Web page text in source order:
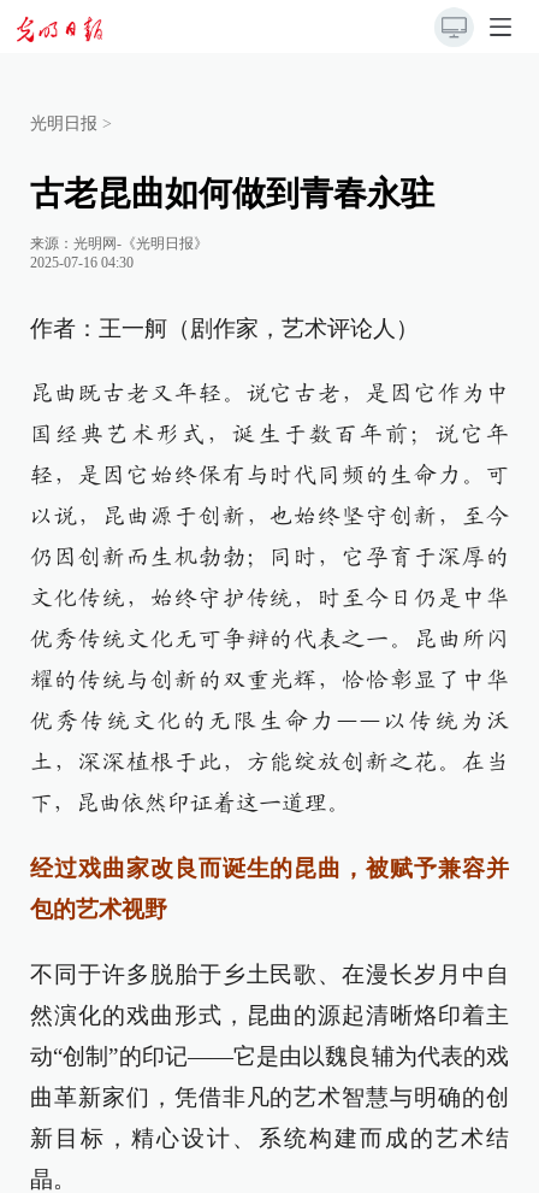
光明日报 >
古老昆曲如何做到青春永驻
来源： 光明网-《光明日报》
2025-07-16 04:30
作者：王一舸（剧作家，艺术评论人）
昆曲既古老又年轻。说它古老，是因它作为中
国经典艺术形式，诞生于数百年前；说它年
轻，是因它始终保有与时代同频的生命力。可
以说，昆曲源于创新，也始终坚守创新，至今
仍因创新而生机勃勃；同时，它孕育于深厚的
文化传统，始终守护传统，时至今日仍是中华
优秀传统文化无可争辩的代表之一。昆曲所闪
耀的传统与创新的双重光辉，恰恰彰显了中华
优秀传统文化的无限生命力——以传统为沃
土，深深植根于此，方能绽放创新之花。在当
下，昆曲依然印证着这一道理。
经过戏曲家改良而诞生的昆曲，被赋予兼容并
包的艺术视野
不同于许多脱胎于乡土民歌、在漫长岁月中自
然演化的戏曲形式，昆曲的源起清晰烙印着主
动“创制”的印记——它是由以魏良辅为代表的戏
曲革新家们，凭借非凡的艺术智慧与明确的创
新目标，精心设计、系统构建而成的艺术结
晶。